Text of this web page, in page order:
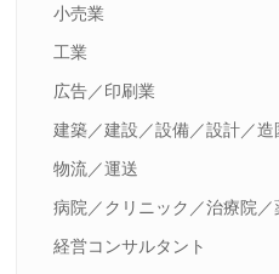
小売業
工業
広告／印刷業
建築／建設／設備／設計／造
物流／運送
病院／クリニック／治療院／
経営コンサルタント